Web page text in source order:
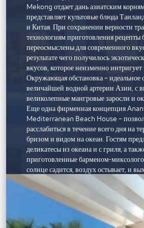
Mekong отдает дань азиатским
представляет культовые блюда
и Китая. При сохранении верности
технологиям приготовления рецепты
переосмыслены для современного
результате чего получилось
вкусов, которое неизменно
Окружающая обстановка – идеальное
величайшей водной артерии Азии, с
великолепные мангровые заросли и
Еще одна фирменная концепция
Mediterranean Beach House –
расслабиться в течение всего дня на
бризом и видом на океан. Гостям
деликатесы из океана и с гриля, а
приготовленные барменом-
солнце садится, воздух остывает, и
пустыни, шикарные вечера
диджеев и ароматом кальяна.
К услугам гостей курорта мирового